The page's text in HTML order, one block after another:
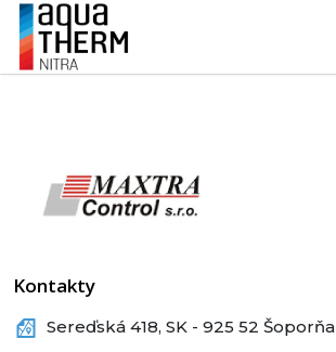
Kontakty
Sereďská 418, SK - 925 52 Šoporňa